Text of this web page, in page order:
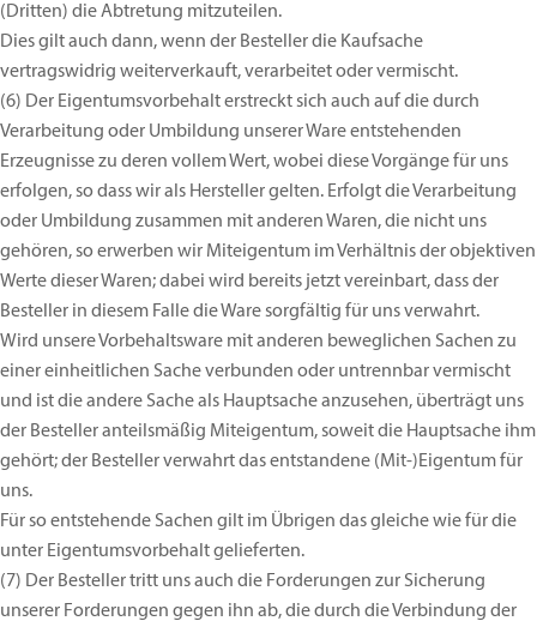
(Dritten) die Abtretung mitzuteilen.
Dies gilt auch dann, wenn der Besteller die Kaufsache
vertragswidrig weiterverkauft, verarbeitet oder vermischt.
(6) Der Eigentumsvorbehalt erstreckt sich auch auf die durch
Verarbeitung oder Umbildung unserer Ware entstehenden
Erzeugnisse zu deren vollem Wert, wobei diese Vorgänge für uns
erfolgen, so dass wir als Hersteller gelten. Erfolgt die Verarbeitung
oder Umbildung zusammen mit anderen Waren, die nicht uns
gehören, so erwerben wir Miteigentum im Verhältnis der objektiven
Werte dieser Waren; dabei wird bereits jetzt vereinbart, dass der
Besteller in diesem Falle die Ware sorgfältig für uns verwahrt.
Wird unsere Vorbehaltsware mit anderen beweglichen Sachen zu
einer einheitlichen Sache verbunden oder untrennbar vermischt
und ist die andere Sache als Hauptsache anzusehen, überträgt uns
der Besteller anteilsmäßig Miteigentum, soweit die Hauptsache ihm
gehört; der Besteller verwahrt das entstandene (Mit-)Eigentum für
uns.
Für so entstehende Sachen gilt im Übrigen das gleiche wie für die
unter Eigentumsvorbehalt gelieferten.
(7) Der Besteller tritt uns auch die Forderungen zur Sicherung
unserer Forderungen gegen ihn ab, die durch die Verbindung der